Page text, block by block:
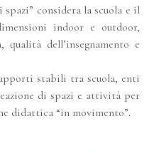
considera la scuola e il
indoor e outdoor,
dell’insegnamento e
stabili tra scuola, enti
di spazi e attività per
didattica “in movimento”.